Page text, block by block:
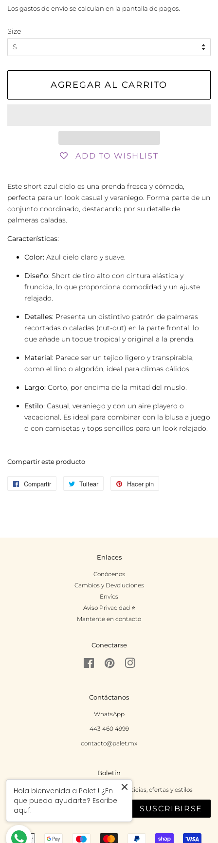
venta
Losgastos de envíose calculan en la pantalla de pagos.
Size
AGREGAR AL CARRITO
ADD TO WISHLIST
Este short azul cielo es una prenda fresca y cómoda,
perfecta para un look casual y veraniego. Forma parte de un
conjunto coordinado, destacando por su detalle de
palmeras caladas.
Características:
Color: Azul cielo claro y suave.
Diseño: Short de tiro alto con cintura elástica y
fruncida, lo que proporciona comodidad y un ajuste
relajado.
Detalles: Presenta un distintivo patrón de palmeras
recortadas o caladas (cut-out) en la parte frontal, lo
que añade un toque tropical y original a la prenda.
Material: Parece ser un tejido ligero y transpirable,
como el lino o algodón, ideal para climas cálidos.
Largo: Corto, por encima de la mitad del muslo.
Estilo: Casual, veraniego y con un aire playero o
vacacional. Es ideal para combinar con la blusa a juego
o con camisetas y tops sencillos para un look relajado.
Compartir este producto
Compartir
CompartirTuitear
Tuitear Hacer pin
Enlaces
Conócenos
Cambios y Devoluciones
Envíos
Aviso Privacidad ⭐
Mantente en contacto
Conectarse
FacebookPinterestInstagram
Contáctanos
WhatsApp
443 460 4999
contacto@palet.mx
Boletín
Regístrate para recibir las últimas noticias, ofertas y estilos
SUSCRIBIRSE
Métodos
Hola bienvenida a Palet ! ¿En
que puedo ayudarte? Escribe
aquí.